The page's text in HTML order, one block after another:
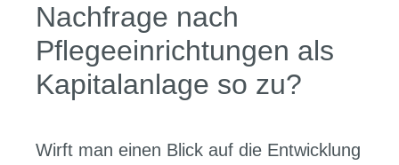
Nachfrage nach
Pflegeeinrichtungen als
Kapitalanlage so zu?
Wirft man einen Blick auf die Entwicklung